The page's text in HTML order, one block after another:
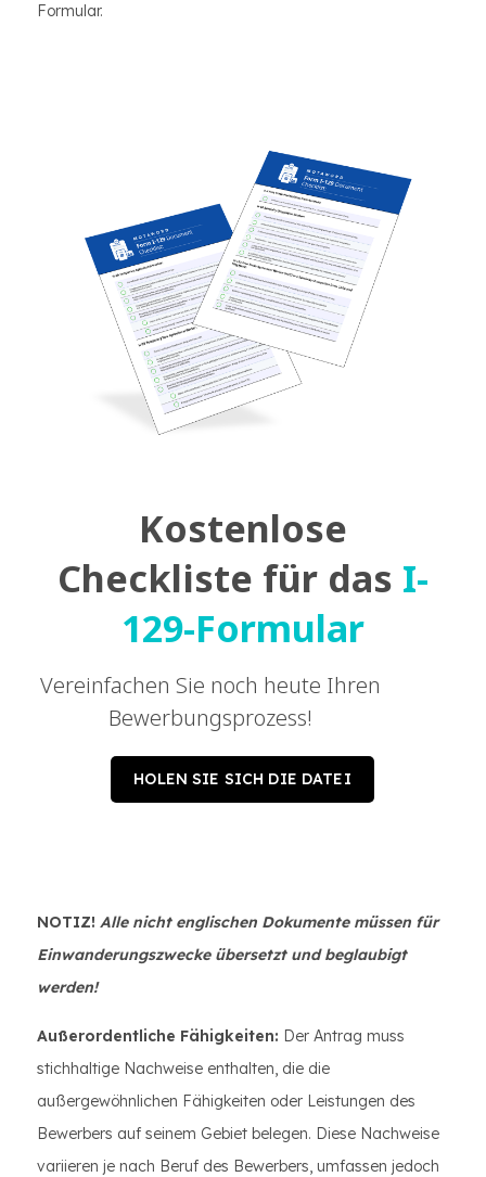
Formular.
Kostenlose
Checkliste für das I-
129-Formular
Vereinfachen Sie noch heute Ihren
Bewerbungsprozess!
HOLEN SIE SICH DIE DATEI
NOTIZ! Alle nicht englischen Dokumente müssen für
Einwanderungszwecke übersetzt und beglaubigt
werden!
Außerordentliche Fähigkeiten: Der Antrag muss
stichhaltige Nachweise enthalten, die die
außergewöhnlichen Fähigkeiten oder Leistungen des
Bewerbers auf seinem Gebiet belegen. Diese Nachweise
variieren je nach Beruf des Bewerbers, umfassen jedoch